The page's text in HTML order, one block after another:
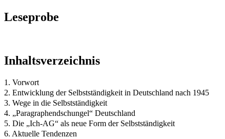
Leseprobe
Inhaltsverzeichnis
1. Vorwort
2. Entwicklung der Selbstständigkeit in Deutschland nach 1945
3. Wege in die Selbstständigkeit
4. „Paragraphendschungel“ Deutschland
5. Die „Ich-AG“ als neue Form der Selbstständigkeit
6. Aktuelle Tendenzen